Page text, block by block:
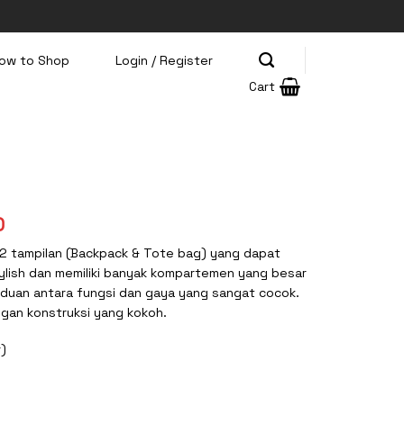
to Shop
Login / Register
Cart
Current
price
is:
Rp195.000.
tampilan (Backpack & Tote bag) yang dapat
dan memiliki banyak kompartemen yang besar
antara fungsi dan gaya yang sangat cocok.
konstruksi yang kokoh.